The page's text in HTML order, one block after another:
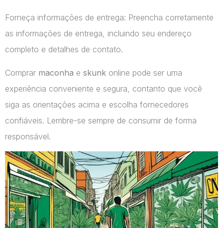
Forneça informações de entrega: Preencha corretamente
as informações de entrega, incluindo seu endereço
completo e detalhes de contato.
Comprar maconha e skunk online pode ser uma
experiência conveniente e segura, contanto que você
siga as orientações acima e escolha fornecedores
confiáveis. Lembre-se sempre de consumir de forma
responsável.